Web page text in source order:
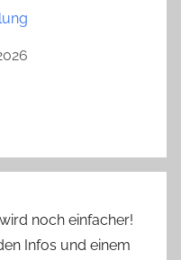
noch einfacher!
Infos und einem